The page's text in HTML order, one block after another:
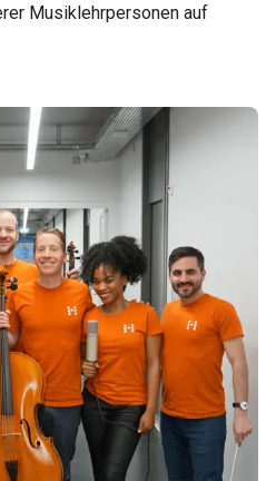
Musiklehrpersonen auf